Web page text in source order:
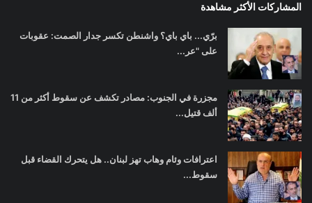
المشاركات الأكثر مشاهدة
برّي... باي باي؟ واشنطن تكسر جدار الصمت: عقوبات
على "عر...
مجزرة في الجنوب: مصادر تكشف عن سقوط أكثر من 11
ألف قتيل...
اعترافات وئام وهاب تهز لبنان.. هل يتحرك القضاء قبل
سقوط...